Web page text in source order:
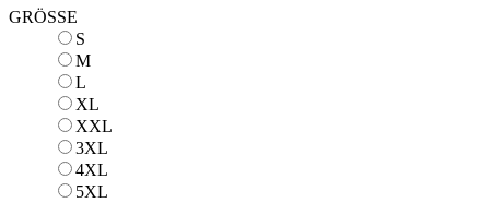
GRÖSSE
S
MM
L
XL
XXL
3XL
4XL
5XL